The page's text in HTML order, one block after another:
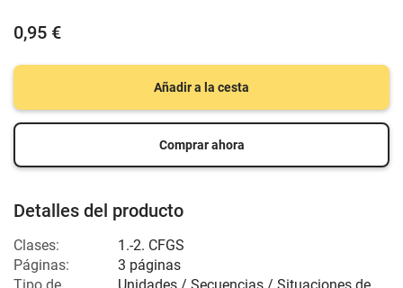
0,95 €
Añadir a la cesta
Comprar ahora
Detalles del producto
Clases:
1.-2. CFGS
Páginas:
3 páginas